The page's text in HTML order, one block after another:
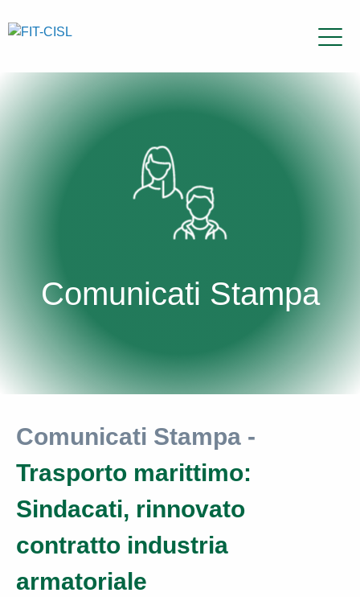
Comunicati Stampa
Comunicati Stampa -
Trasporto marittimo:
Sindacati, rinnovato
contratto industria
armatoriale